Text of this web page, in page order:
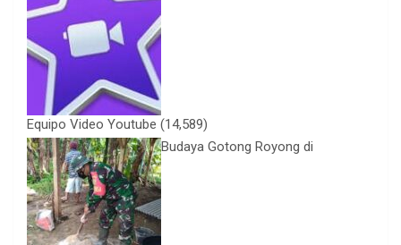
Equipo Video Youtube (14,589)
Budaya Gotong Royong di